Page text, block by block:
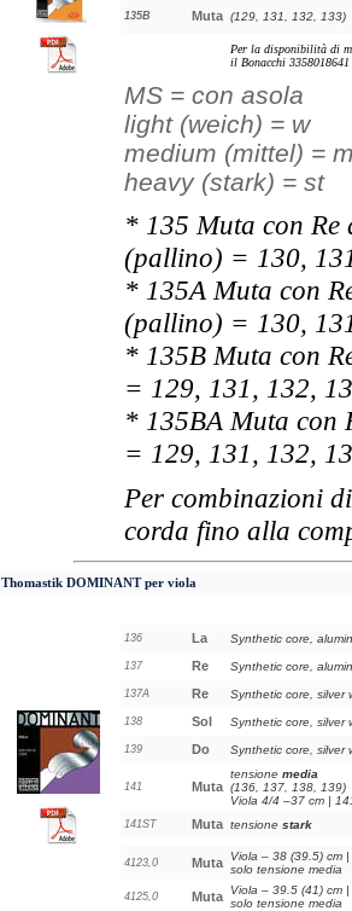
135B Muta (129, 131, 132, 133)
Per la disponibilità di
il Bonacchi 3358018641
MS = con asola
light (weich) = w
medium (mittel) =
heavy (stark) = st
* 135 Muta con
(pallino) = 130,
* 135A Muta con
(pallino) = 130,
* 135B Muta con
= 129, 131, 132,
* 135BA Muta con
= 129, 131, 132,
Per combinazioni
corda fino alla
Thomastik DOMINANT per viola
136 La Synthetic core,
137 Re Synthetic core,
137A Re Synthetic core, silver
138 Sol Synthetic core, silver
139 Do Synthetic core, silver
141 Muta
tensione media
(136, 137, 138, 139)
Viola 4/4 –37 cm |
141ST Muta tensione stark
4123,0 Muta
Viola – 38 (39.5) cm |
solo tensione media
4125,0 Muta
Viola – 39.5 (41) cm
solo tensione media